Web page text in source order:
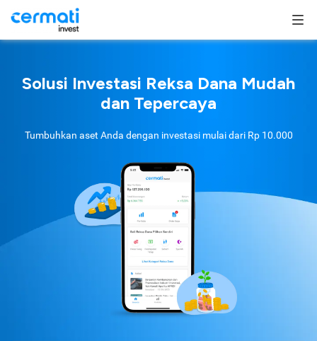
Solusi Investasi Reksa Dana Mudah
dan Tepercaya
Tumbuhkan aset Anda dengan investasi mulai dari Rp 10.000